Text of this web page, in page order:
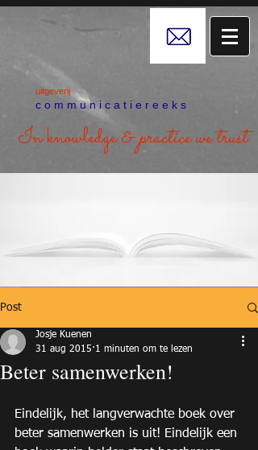
uitgeverij
c o m m u n i c a t i e r e e k s
In knowledge &practice we trust
Post
Beter samenwerken!
Josje Kuenen
31 aug 2015 1 minuten om te lezen
Eindelijk, het langverwachte boek over
beter samenwerken is uit! Eindelijk een